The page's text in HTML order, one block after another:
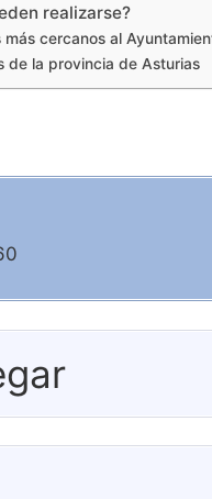
realizarse?
más cercanos al
de la provincia de Asturias